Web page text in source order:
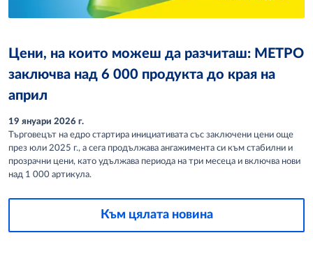
Цени, на които можеш да разчиташ: МЕТРО
заключва над 6 000 продукта до края на
април
19 януари 2026 г.
Търговецът на едро стартира инициативата със заключени цени още
през юли 2025 г., а сега продължава ангажимента си към стабилни и
прозрачни цени, като удължава периода на три месеца и включва нови
над 1 000 артикула.
Към цялата новина